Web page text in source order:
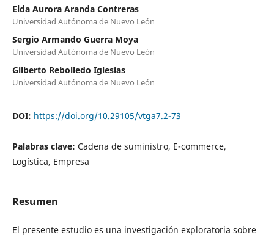
Elda Aurora Aranda Contreras
Universidad Autónoma de Nuevo León
Sergio Armando Guerra Moya
Universidad Autónoma de Nuevo León
Gilberto Rebolledo Iglesias
Universidad Autónoma de Nuevo León
DOI: https://doi.org/10.29105/vtga7.2-73
Palabras clave: Cadena de suministro, E-commerce,
Logística, Empresa
Resumen
El presente estudio es una investigación exploratoria sobre